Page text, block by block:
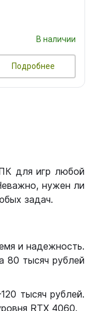
В наличии
Подробнее
для игр любой
нужен ли
задач.
и надежность.
80 тысяч рублей
тысяч рублей.
RTX 4060.